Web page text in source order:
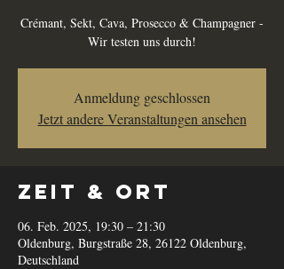
Crémant, Sekt, Cava, Prosecco & Champagner -
Wir testen uns durch!
Anmeldung geschlossen
Jetzt andere Veranstaltungen ansehen
Zeit & Ort
06. Feb. 2025, 19:30 – 21:30
Oldenburg, Burgstraße 28, 26122 Oldenburg,
Deutschland